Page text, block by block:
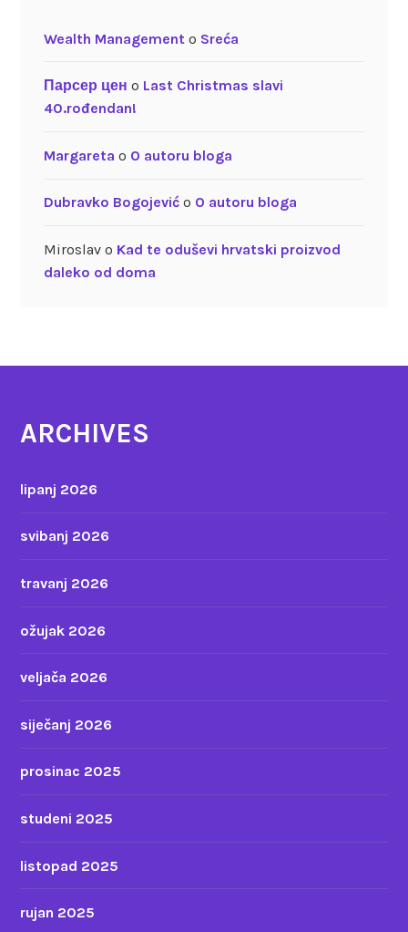
Wealth Management o Sreća
Парсер цен o Last Christmas slavi
40.rođendan!
Margareta o O autoru bloga
Dubravko Bogojevićo O autoru bloga
Miroslavo Kad te oduševi hrvatski proizvod
daleko od doma
ARCHIVES
lipanj 2026
svibanj 2026
travanj 2026
ožujak 2026
veljača 2026
siječanj 2026
prosinac 2025
studeni 2025
listopad 2025
rujan 2025